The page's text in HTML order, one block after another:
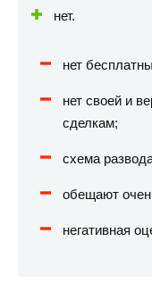
нет.
нет
нет своей и
сделкам;
схема
обещают
негативная